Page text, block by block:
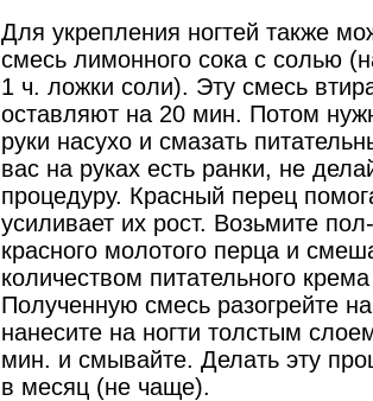
Для укрепления ногтей также
смесь лимонного сока с солью
1 ч. ложки соли). Эту смесь
оставляют на 20 мин. Потом
руки насухо и смазать
вас на руках есть ранки, не
процедуру. Красный перец
усиливает их рост. Возьмите
красного молотого перца и
количеством питательного
Полученную смесь разогрейте
нанесите на ногти толстым
мин. и смывайте. Делать эту
в месяц (не чаще).